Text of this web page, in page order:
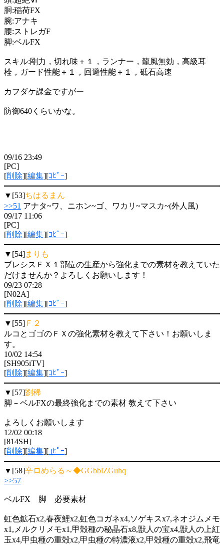
胴:稲荷FX
腕:アナキ
腰:ストレガF
脚:ベルFX
スキル:剛力，切れ味＋１，ランナー，龍風無効，高級耳
栓，ガード性能＋１，回避性能＋１，砥石高速
カフダケ課金ですがー
防御640くらいかな。
09/16 23:49
[PC]
[削除][編集][ｺﾋﾟｰ]
▼[53]ちはるまん
>>51 アナタ~ワ、ニホン~ゴ、ワカリ~マスカ~(外人風)
09/17 11:06
[PC]
[削除][編集][ｺﾋﾟｰ]
▼[54]まりも
ブレシスＦＸ１部位の生産から強化までの素材を教えていた
だけませんか？よろしくお願いします！
09/23 07:28
[N02A]
[削除][編集][ｺﾋﾟｰ]
▼[55] Ｆ２
ルコとゴゴのＦＸの強化素材を教えて下さい！お願いしま
す。
10/02 14:54
[SH905iTV]
[削除][編集][ｺﾋﾟｰ]
▼[57]劉稀
脚－ベルFXの最終強化までの素材 教えて下さい
よろしくお願いします
12/02 00:18
[814SH]
[削除][編集][ｺﾋﾟｰ]
▼[58]辛ロめらる～◆GGbblZGuhq
>>57
ベルFX 脚 必要素材
虹色鉱石x2,春夜鯉x2,虹色コガネx4,ソゲキスx7,ネオジムメモ
x1,メルクリメモx1,甲殻種の秘晶石x8,獣人の宝x4,獣人の上紅
玉x4,甲虫種の重殻x2,甲虫種の特濃液x2,甲殻種の重殻x2,飛竜